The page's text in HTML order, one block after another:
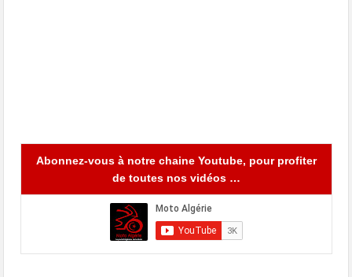
Abonnez-vous à notre chaine Youtube, pour profiter
de toutes nos vidéos …